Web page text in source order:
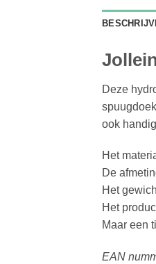
Deze
ook
Het
De
Het
Het
Maar een
EAN